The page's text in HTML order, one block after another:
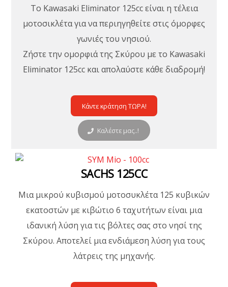
Το Kawasaki Eliminator 125cc είναι η τέλεια
μοτοσικλέτα για να περιηγηθείτε στις όμορφες
γωνιές του νησιού.
Ζήστε την ομορφιά της Σκύρου με το Kawasaki
Eliminator 125cc και απολαύστε κάθε διαδρομή!
Κάντε κράτηση ΤΩΡΑ!
Καλέστε μας..!
SACHS 125CC
Μια μικρού κυβισμού μοτοσυκλέτα 125 κυβικών
εκατοστών με κιβώτιο 6 ταχυτήτων είναι μια
ιδανική λύση για τις βόλτες σας στο νησί της
Σκύρου. Αποτελεί μια ενδιάμεση λύση για τους
λάτρεις της μηχανής.